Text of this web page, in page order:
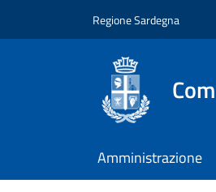
Regione Sardegna
Amministrazione